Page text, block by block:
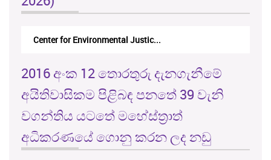
Center for Environmental Justic...
2016 අංක 12 තොරතුරු දැනගැනීමේ
අයිතිවාසිකම පිළිබඳ පනතේ 39 වැනි
වගන්තිය යටතේ මහේස්ත්‍රාත්
අධිකරණයේ ගොනු කරන ලද නඩු